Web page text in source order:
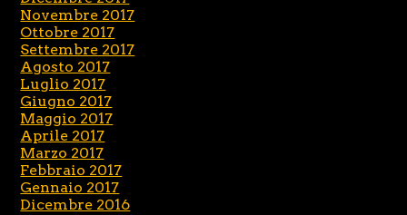
Novembre 2017
Ottobre 2017
Settembre 2017
Agosto 2017
Luglio 2017
Giugno 2017
Maggio 2017
Aprile 2017
Marzo 2017
Febbraio 2017
Gennaio 2017
Dicembre 2016